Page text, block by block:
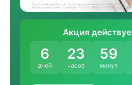
Акция
6
дней
23
часов
59
минут